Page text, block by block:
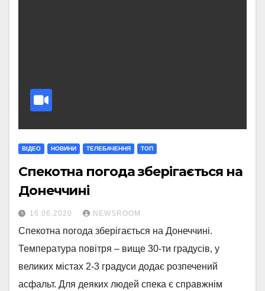
ВІДЕО НОВИНИ ТЕЛЕБАЧЕННЯ ТОП
Спекотна погода зберігається на
Донеччині
16.06.2020 NEWSROOM
Спекотна погода зберігається на Донеччині.
Температура повітря – вище 30-ти градусів, у
великих містах 2-3 градуси додає розпечений
асфальт. Для деяких людей спека є справжнім